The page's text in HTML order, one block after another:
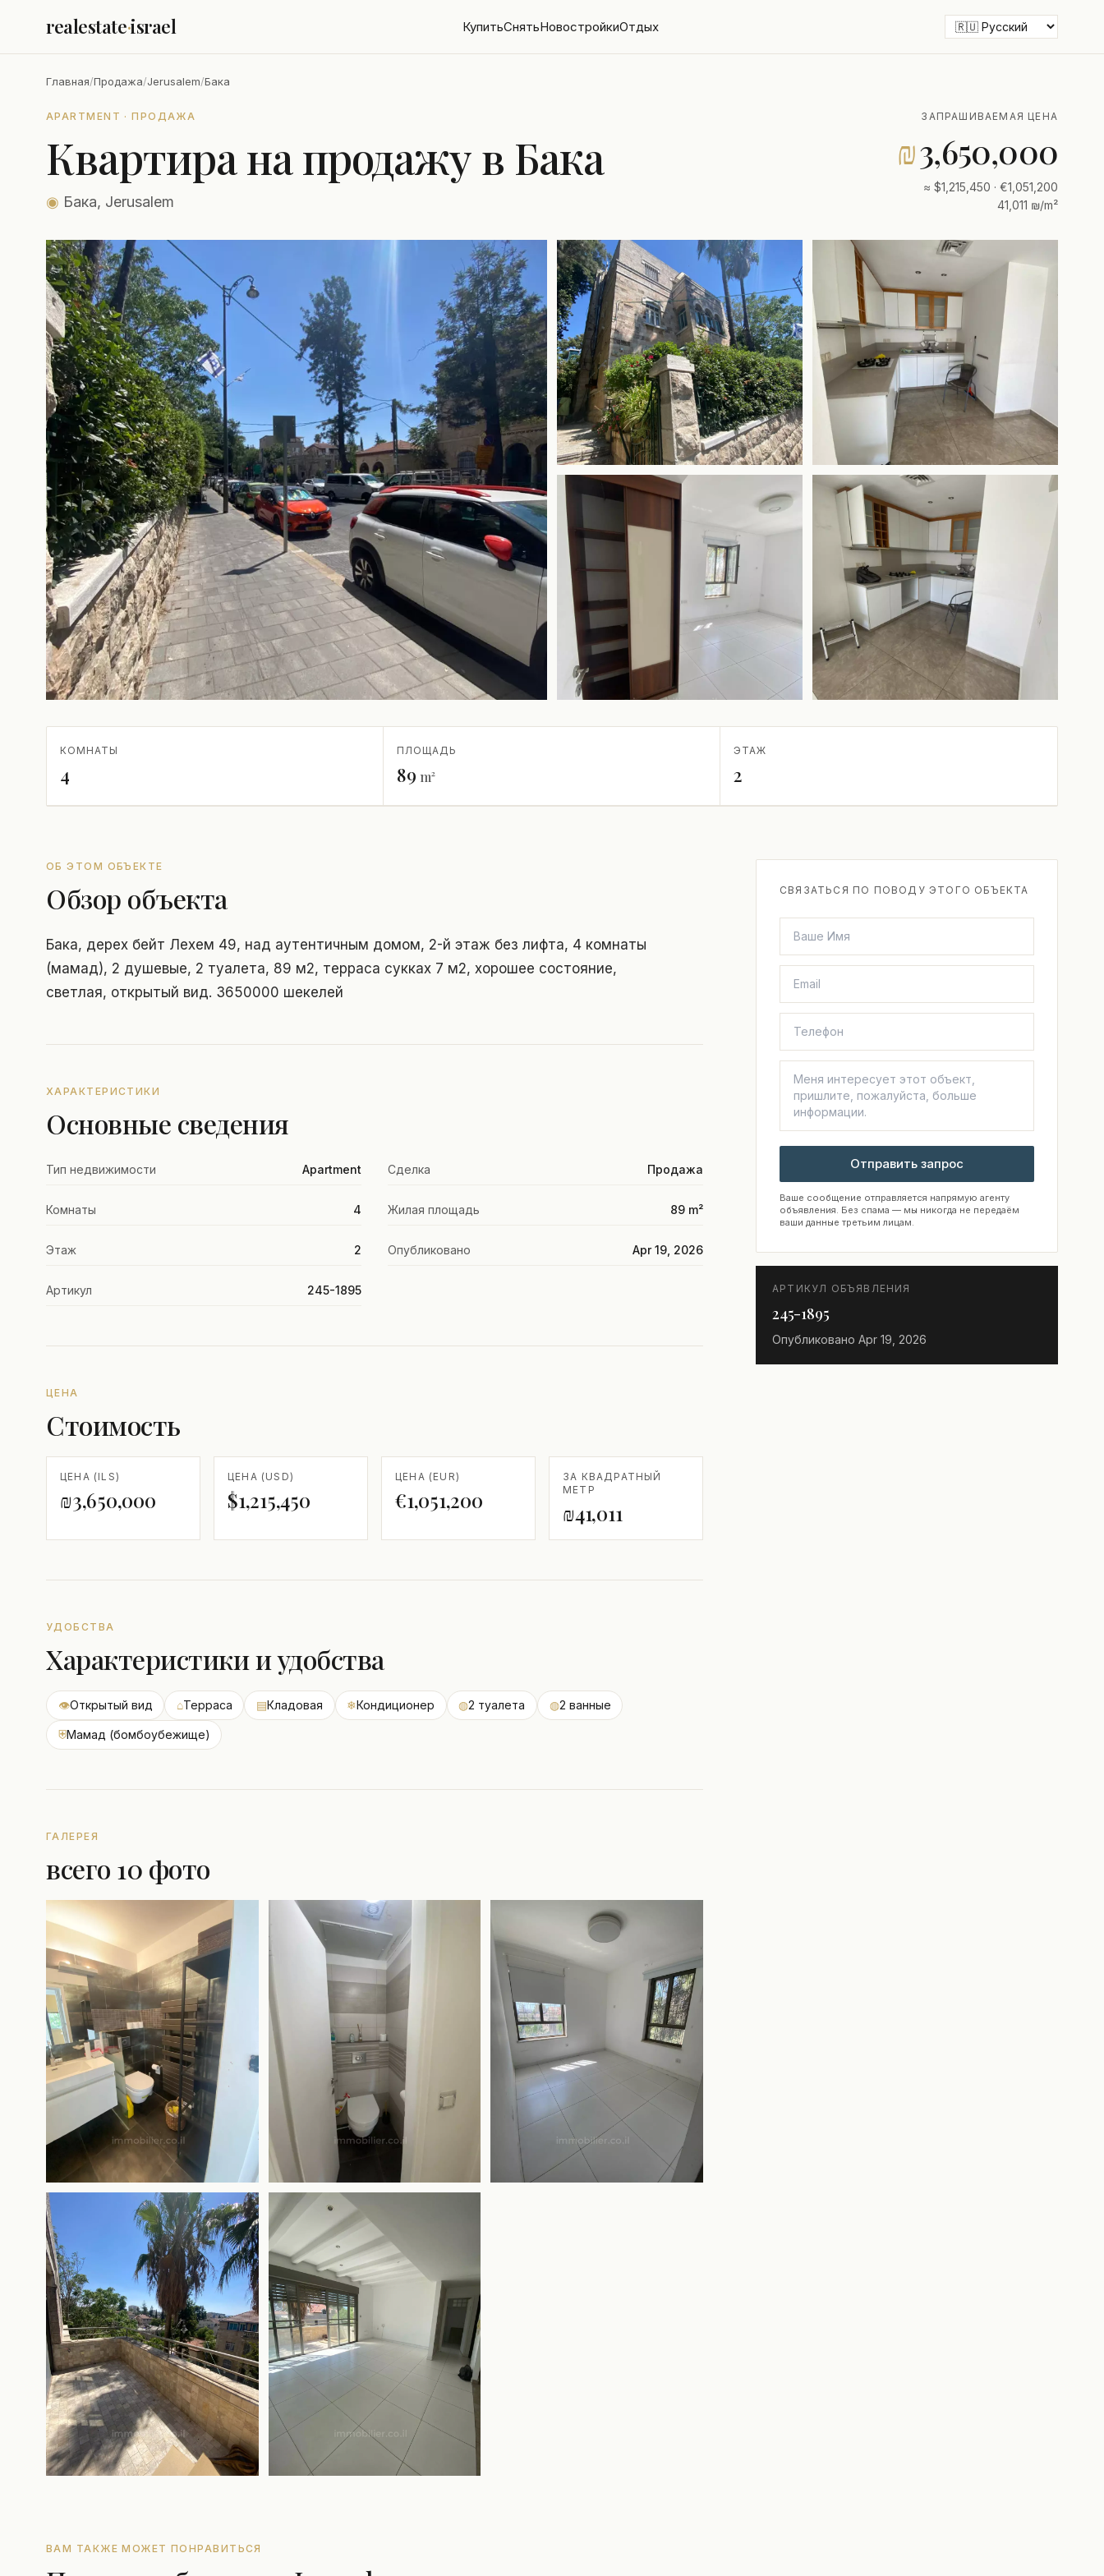
realestate·israel КупитьСнятьНовостройкиОтдых
Главная/Продажа/Jerusalem/Бака
APARTMENT · ПРОДАЖА
Квартира на продажу в Бака
◉ Бака, Jerusalem
ЗАПРАШИВАЕМАЯ ЦЕНА
₪3,650,000
≈ $1,215,450 · €1,051,200
41,011 ₪/m²
КОМНАТЫ
4
ПЛОЩАДЬ
89 m²
ЭТАЖ
2
ОБ ЭТОМ ОБЪЕКТЕ
Обзор объекта
Бака, дерех бейт Лехем 49, над аутентичным домом, 2-й этаж без лифта, 4 комнаты
(мамад), 2 душевые, 2 туалета, 89 м2, терраса сукках 7 м2, хорошее состояние,
светлая, открытый вид. 3650000 шекелей
ХАРАКТЕРИСТИКИ
Основные сведения
Тип недвижимости Apartment Сделка Продажа
Комнаты 4 Жилая площадь 89 m²
Этаж 2 Опубликовано Apr 19, 2026
Артикул 245-1895
ЦЕНА
Стоимость
ЦЕНА (ILS)
₪3,650,000
ЦЕНА (USD)
$1,215,450
ЦЕНА (EUR)
€1,051,200
ЗА КВАДРАТНЫЙ
МЕТР
₪41,011
УДОБСТВА
Характеристики и удобства
👁Открытый вид ⌂Терраса ▤Кладовая ❄Кондиционер ◍2 туалета ◍2 ванные
⛨Мамад (бомбоубежище)
ГАЛЕРЕЯ
всего 10 фото
СВЯЗАТЬСЯ ПО ПОВОДУ ЭТОГО ОБЪЕКТА
Отправить запрос
Ваше сообщение отправляется напрямую агенту
объявления. Без спама — мы никогда не передаём
ваши данные третьим лицам.
АРТИКУЛ ОБЪЯВЛЕНИЯ
245-1895
Опубликовано Apr 19, 2026
ВАМ ТАКЖЕ МОЖЕТ ПОНРАВИТЬСЯ